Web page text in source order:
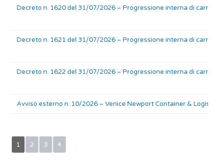
Decreto n. 1620 del 31/07/2026 – Progressione interna di carriera
Decreto n. 1621 del 31/07/2026 – Progressione interna di
Decreto n. 1622 del 31/07/2026 – Progressione interna di
Avviso esterno n. 10/2026 – Venice Newport Container &
1 2 3 4